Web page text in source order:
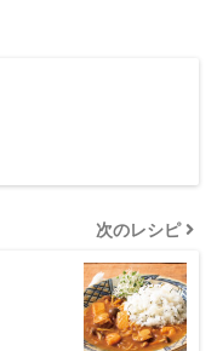
次のレシピ